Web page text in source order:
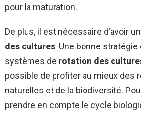
pour la maturation.
De plus, il est nécessaire d’avoir
des cultures. Une bonne stratégie
systèmes de rotation des
possible de profiter au mieux des
naturelles et de la biodiversité.
prendre en compte le cycle